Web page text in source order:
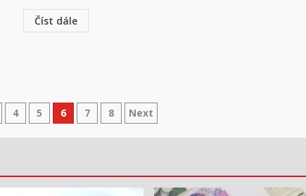
Číst dále
4 5 6 7 8 Next